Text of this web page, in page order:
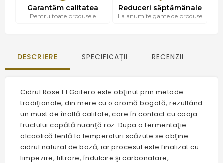
Garantăm calitatea
Pentru toate produsele
Reduceri săptămânale
La anumite game de produse
DESCRIERE SPECIFICAȚII RECENZII
Cidrul Rose El Gaitero este obţinut prin metode
tradiţionale, din mere cu o aromă bogată, rezultând
un must de înaltă calitate, care în contact cu coaja
fructului capătă nuanţă roz. Dupa o fermentaţie
alcoolică lentă la temperaturi scăzute se obţine
cidrul natural de bază, iar procesul este finalizat cu
limpezire, filtrare, îndulcire şi carbonatare,